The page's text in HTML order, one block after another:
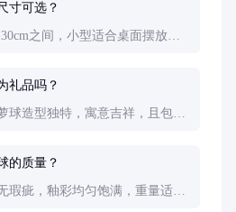
寸可选？
之间，小型适合桌面摆放，
礼品吗？
球造型独特，寓意吉祥，且包装
的质量？
瑕疵，釉彩均匀饱满，重量适